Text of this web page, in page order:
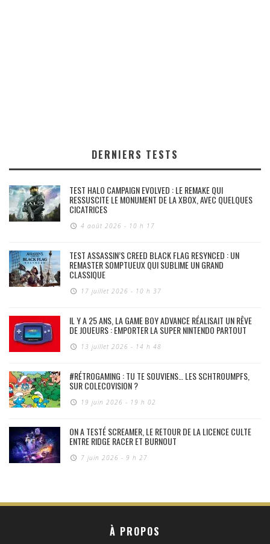
DERNIERS TESTS
TEST HALO CAMPAIGN EVOLVED : LE REMAKE QUI
RESSUSCITE LE MONUMENT DE LA XBOX, AVEC QUELQUES
CICATRICES
4 août 2026 - 10 h 17
TEST ASSASSIN’S CREED BLACK FLAG RESYNCED : UN
REMASTER SOMPTUEUX QUI SUBLIME UN GRAND
CLASSIQUE
17 juillet 2026 - 10 h 37
IL Y A 25 ANS, LA GAME BOY ADVANCE RÉALISAIT UN RÊVE
DE JOUEURS : EMPORTER LA SUPER NINTENDO PARTOUT
13 juillet 2026 - 14 h 48
#RÉTROGAMING : TU TE SOUVIENS… LES SCHTROUMPFS,
SUR COLECOVISION ?
19 juin 2026 - 19 h 02
ON A TESTÉ SCREAMER, LE RETOUR DE LA LICENCE CULTE
ENTRE RIDGE RACER ET BURNOUT
7 juin 2026 - 9 h 27
À PROPOS